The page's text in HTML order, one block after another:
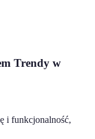
Trendy w
i funkcjonalność,